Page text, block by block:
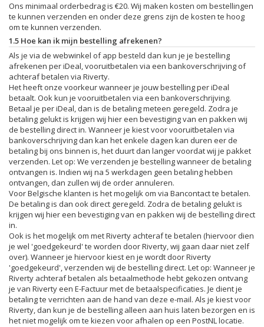
Ons minimaal orderbedrag is €20. Wij maken kosten om bestellingen
te kunnen verzenden en onder deze grens zijn de kosten te hoog
om te kunnen verzenden.
1.5 Hoe kan ik mijn bestelling afrekenen?
Als je via de webwinkel of app besteld dan kun je je bestelling
afrekenen per iDeal, vooruitbetalen via een bankoverschrijving of
achteraf betalen via Riverty.
Het heeft onze voorkeur wanneer je jouw bestelling per iDeal
betaalt. Ook kun je vooruitbetalen via een bankoverschrijving.
Betaal je per iDeal, dan is de betaling meteen geregeld. Zodra je
betaling gelukt is krijgen wij hier een bevestiging van en pakken wij
de bestelling direct in. Wanneer je kiest voor vooruitbetalen via
bankoverschrijving dan kan het enkele dagen kan duren eer de
betaling bij ons binnen is, het duurt dan langer voordat wij je pakket
verzenden. Let op: We verzenden je bestelling wanneer de betaling
ontvangen is. Indien wij na 5 werkdagen geen betaling hebben
ontvangen, dan zullen wij de order annuleren.
Voor Belgische klanten is het mogelijk om via Bancontact te betalen.
De betaling is dan ook direct geregeld. Zodra de betaling gelukt is
krijgen wij hier een bevestiging van en pakken wij de bestelling direct
in.
Ook is het mogelijk om met Riverty achteraf te betalen (hiervoor dien
je wel 'goedgekeurd' te worden door Riverty, wij gaan daar niet zelf
over). Wanneer je hiervoor kiest en je wordt door Riverty
'goedgekeurd', verzenden wij de bestelling direct. Let op: Wanneer je
Riverty achteraf betalen als betaalmethode hebt gekozen ontvang
je van Riverty een E-Factuur met de betaalspecificaties. Je dient je
betaling te verrichten aan de hand van deze e-mail. Als je kiest voor
Riverty, dan kun je de bestelling alleen aan huis laten bezorgen en is
het niet mogelijk om te kiezen voor afhalen op een PostNL locatie.